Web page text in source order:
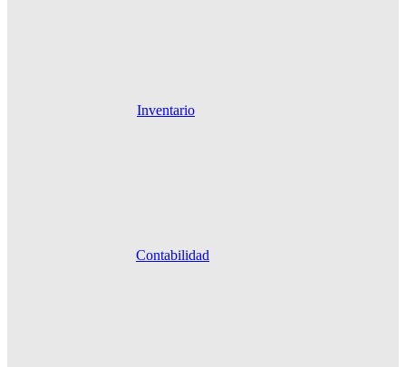
Inventario
Contabilidad